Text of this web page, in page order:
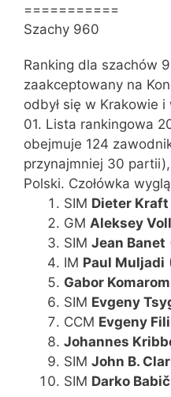
===========
Szachy 960
Ranking dla szachów
zaakceptowany na
odbył się w Krakowie
01. Lista rankingowa
obejmuje 124
przynajmniej 30
Polski. Czołówka
SIM Dieter Kraft
GM Aleksey Voll
SIM Jean Banet
IM Paul Muljadi
Gabor
SIM Evgeny
CCM Evgeny
Johannes
SIM John B.
SIM Darko Babič